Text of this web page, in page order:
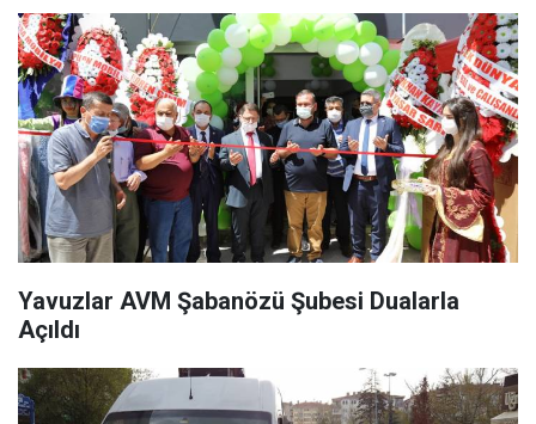
Yavuzlar AVM Şabanözü Şubesi Dualarla
Açıldı